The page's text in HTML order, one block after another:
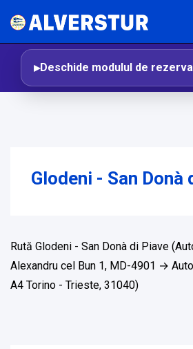
Deschide modulul de
Glodeni - San Donà
Rută Glodeni - San Donà di Piave
Alexandru cel Bun 1, MD-4901 →
A4 Torino - Trieste, 31040)